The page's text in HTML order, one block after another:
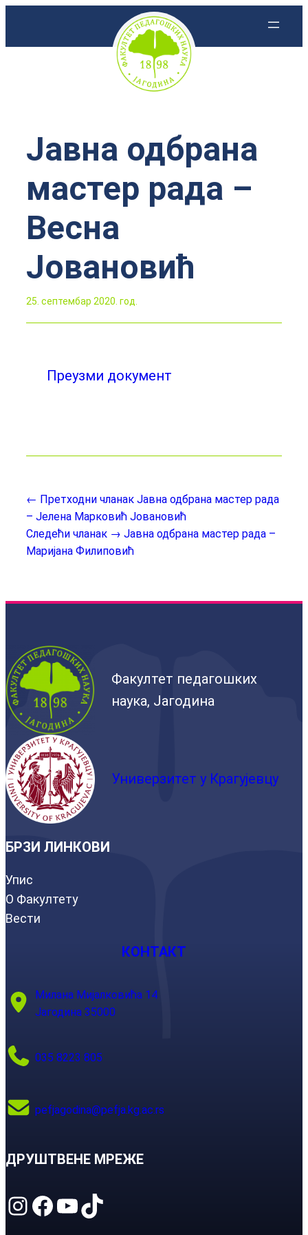
Јавна одбрана
мастер рада –
Веснa
Јовановић
25. септембар 2020. год.
Преузми документ
← Претходни чланак Јавна одбрана мастер рада
– Јелена Марковић Јовановић
Следећи чланак → Јавна одбрана мастер рада –
Маријанa Филиповић
Факултет педагошких
наука, Јагодина
Универзитет у Крагујевцу
БРЗИ ЛИНКОВИ
Упис
О Факултету
Вести
КОНТАКТ
Милана Мијалковића 14
Јагодина 35000
035 8223 805
pefjagodina@pefja.kg.ac.rs
ДРУШТВЕНЕ МРЕЖЕ
Instagram Facebook YouTube TikTok